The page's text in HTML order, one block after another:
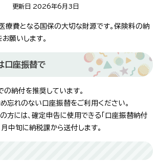
更新日 2026年6月3日
療費となる国保の大切な財源です。保険料の納
願いします。
口座振替で
の納付を推奨しています。
忘れのない口座振替をご利用ください。
方には、確定申告に使用できる「口座振替納付
中旬に納税課から送付します。